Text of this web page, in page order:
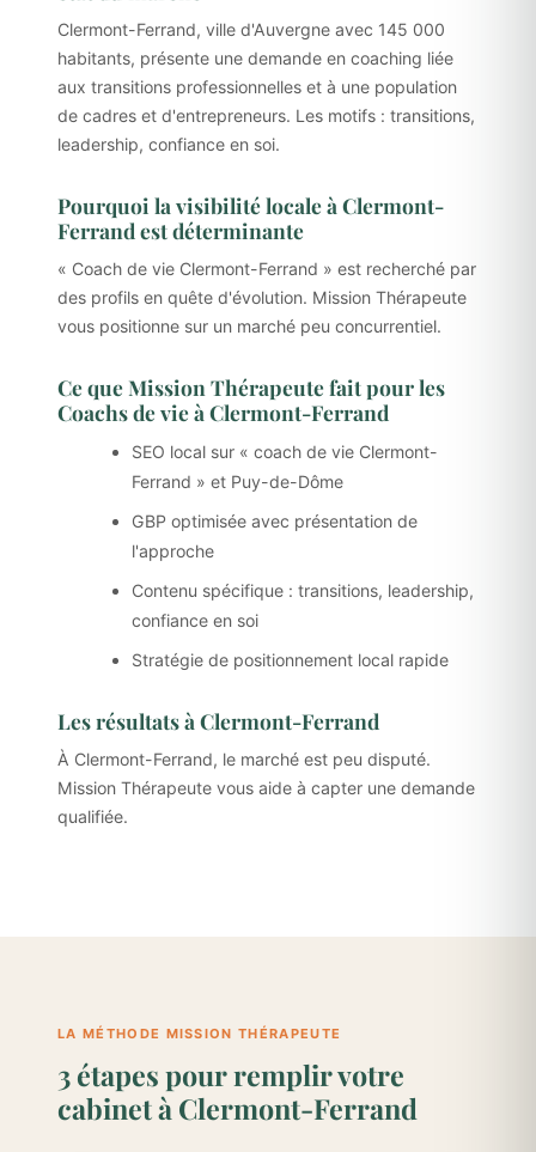
Clermont-Ferrand, ville d'Auvergne avec 145 000
habitants, présente une demande en coaching liée
aux transitions professionnelles et à une population
de cadres et d'entrepreneurs. Les motifs : transitions,
leadership, confiance en soi.
Pourquoi la visibilité locale à Clermont-
Ferrand est déterminante
« Coach de vie Clermont-Ferrand » est recherché par
des profils en quête d'évolution. Mission Thérapeute
vous positionne sur un marché peu concurrentiel.
Ce que Mission Thérapeute fait pour les
Coachs de vie à Clermont-Ferrand
SEO local sur « coach de vie Clermont-
Ferrand » et Puy-de-Dôme
GBP optimisée avec présentation de
l'approche
Contenu spécifique : transitions, leadership,
confiance en soi
Stratégie de positionnement local rapide
Les résultats à Clermont-Ferrand
À Clermont-Ferrand, le marché est peu disputé.
Mission Thérapeute vous aide à capter une demande
qualifiée.
LA MÉTHODE MISSION THÉRAPEUTE
3 étapes pour remplir votre
cabinet à Clermont-Ferrand